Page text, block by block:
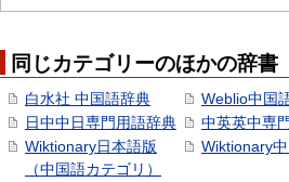
同じカテゴリーのほかの辞書
白水社 中国語辞典
日中中日専門用語辞典
Wiktionary日本語版
（中国語カテゴリ）
Weblio中国
中英英中専
Wiktionary